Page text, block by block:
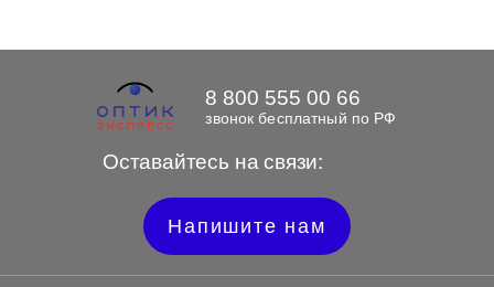
Оставайтесь на связи:
8 800 555 00 66
звонок бесплатный по РФ
Напишите нам